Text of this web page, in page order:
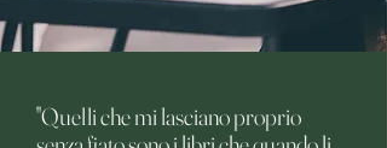
"Quelli che mi lasciano proprio